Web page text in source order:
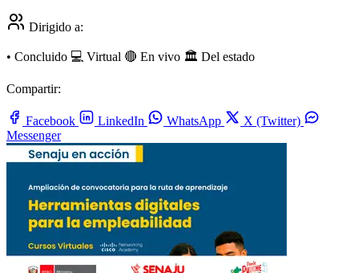
Dirigido a:
• Concluido 💻 Virtual 🔴 En vivo 🏛️ Del estado
Compartir:
Facebook LinkedIn WhatsApp
X (Twitter)
Messenger